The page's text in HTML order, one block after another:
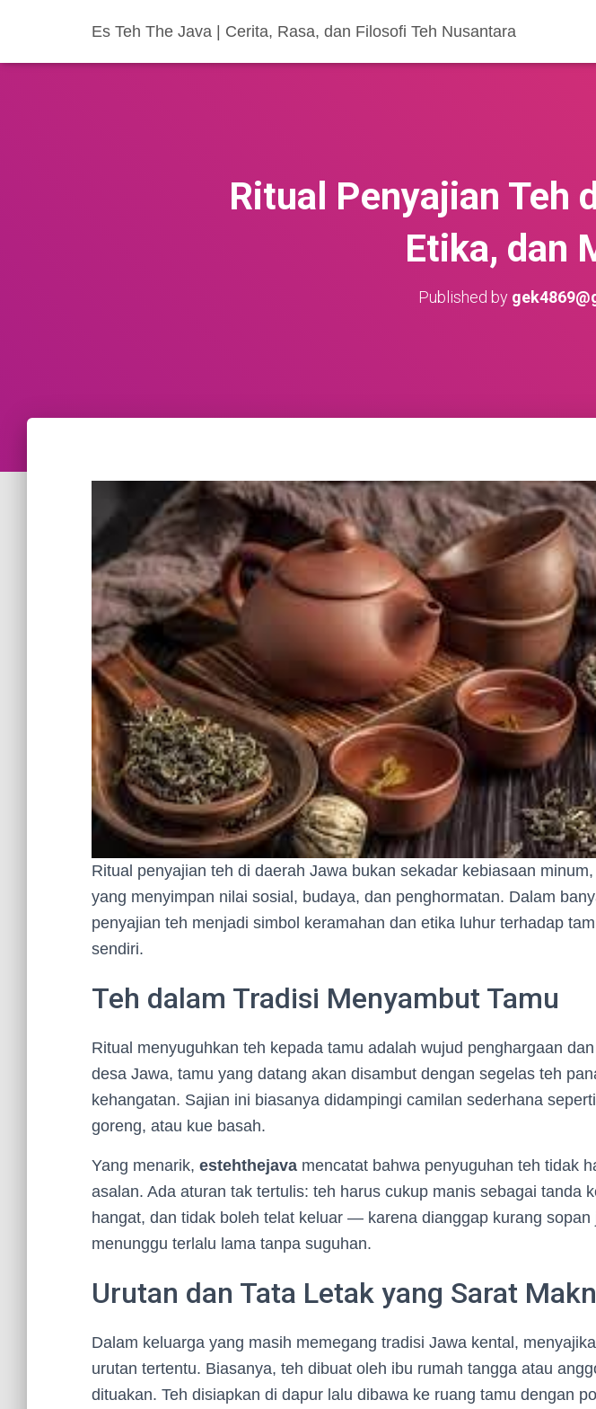
Es Teh The Java | Cerita, Rasa, dan Filosofi Teh Nusantara
Ritual Penyajian Teh
Etika, dan
Published by
Ritual penyajian teh di daerah Jawa bukan sekadar kebiasaan
yang menyimpan nilai sosial, budaya, dan penghormatan. Dalam
penyajian teh menjadi simbol keramahan dan etika luhur terhadap
sendiri.
Teh dalam Tradisi Menyambut Tamu
Ritual menyuguhkan teh kepada tamu adalah wujud penghargaan
desa Jawa, tamu yang datang akan disambut dengan segelas teh
kehangatan. Sajian ini biasanya didampingi camilan sederhana
goreng, atau kue basah.
Yang menarik, estehthejava mencatat bahwa penyuguhan teh tidak
asalan. Ada aturan tak tertulis: teh harus cukup manis sebagai tanda
hangat, dan tidak boleh telat keluar — karena dianggap kurang sopan
menunggu terlalu lama tanpa suguhan.
Urutan dan Tata Letak yang Sarat
Dalam keluarga yang masih memegang tradisi Jawa kental,
urutan tertentu. Biasanya, teh dibuat oleh ibu rumah tangga atau
dituakan. Teh disiapkan di dapur lalu dibawa ke ruang tamu dengan